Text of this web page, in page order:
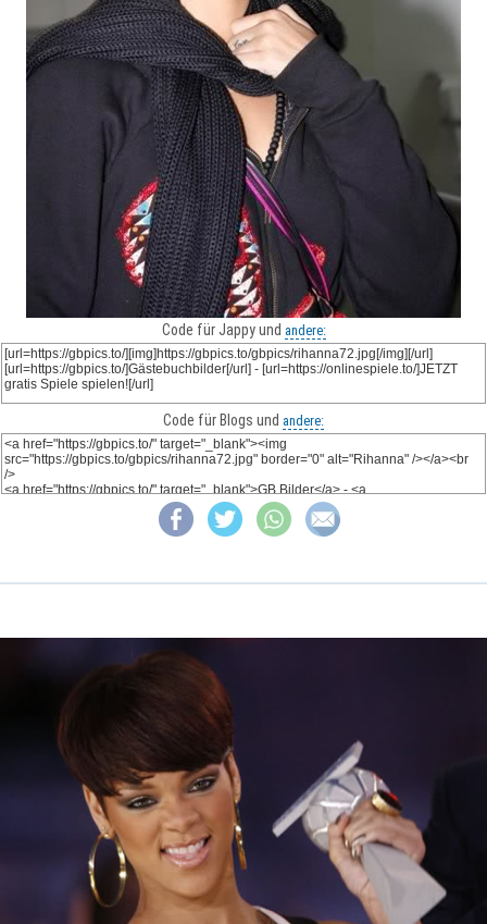
Code für Jappy und andere:
Code für Blogs und andere: